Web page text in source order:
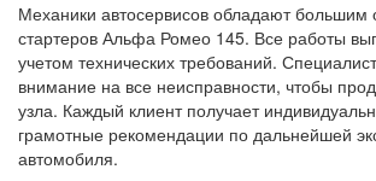
Механики автосервисов обладают
стартеров Альфа Ромео 145. Все работы
учетом технических требований.
внимание на все неисправности, чтобы
узла. Каждый клиент получает
грамотные рекомендации по дальнейшей
автомобиля.